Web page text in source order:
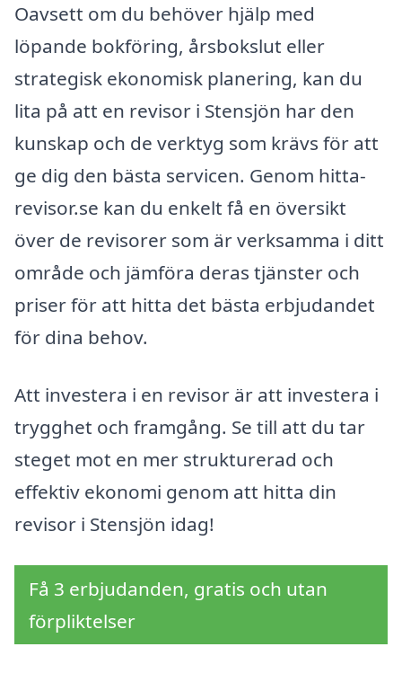
Oavsett om du behöver hjälp med
löpande bokföring, årsbokslut eller
strategisk ekonomisk planering, kan du
lita på att en revisor i Stensjön har den
kunskap och de verktyg som krävs för att
ge dig den bästa servicen. Genom hitta-
revisor.se kan du enkelt få en översikt
över de revisorer som är verksamma i ditt
område och jämföra deras tjänster och
priser för att hitta det bästa erbjudandet
för dina behov.
Att investera i en revisor är att investera i
trygghet och framgång. Se till att du tar
steget mot en mer strukturerad och
effektiv ekonomi genom att hitta din
revisor i Stensjön idag!
Få 3 erbjudanden, gratis och utan
förpliktelser